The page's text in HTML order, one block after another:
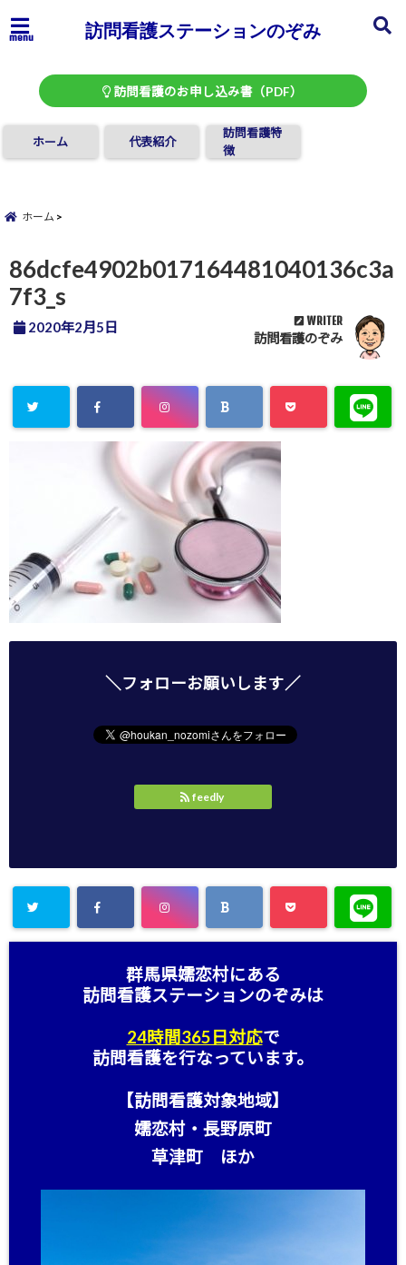
menu 訪問看護ステーションのぞみ
訪問看護のお申し込み書（PDF）
ホーム 代表紹介
訪問看護特
徴
ホーム
86dcfe4902b017164481040136c3a
7f3_s
2020年2月5日 WRITER
訪問看護のぞみ
＼フォローお願いします／
feedly
群馬県嬬恋村にある
訪問看護ステーションのぞみは
24時間365日対応で
訪問看護を行なっています。
【訪問看護対象地域】
嬬恋村・長野原町
草津町 ほか